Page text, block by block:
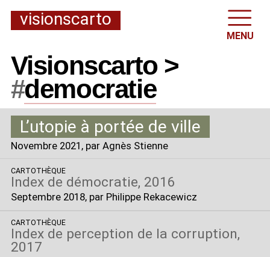
visionscarto
MENU
Visionscarto >
#democratie
L’utopie à portée de ville
Novembre 2021 , par Agnès Stienne
CARTOTHÈQUE
Index de démocratie, 2016
Septembre 2018, par Philippe Rekacewicz
CARTOTHÈQUE
Index de perception de la corruption,
2017